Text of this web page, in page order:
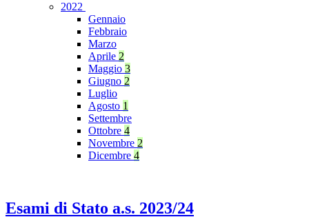
2022
Gennaio
Febbraio
Marzo
Aprile 2
Maggio 3
Giugno 2
Luglio
Agosto 1
Settembre
Ottobre 4
Novembre 2
Dicembre 4
Esami di Stato a.s. 2023/24